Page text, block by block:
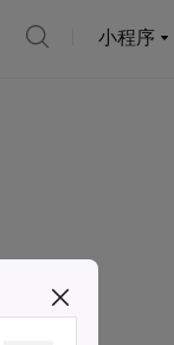
小程序